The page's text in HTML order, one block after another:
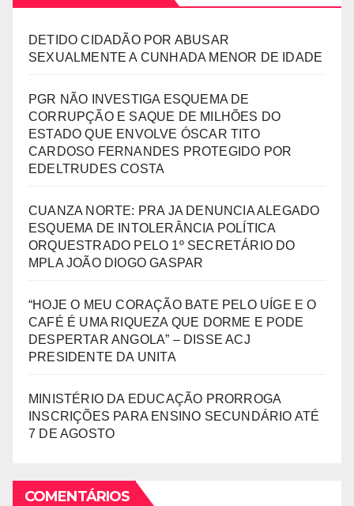
DETIDO CIDADÃO POR ABUSAR
SEXUALMENTE A CUNHADA MENOR DE IDADE
PGR NÃO INVESTIGA ESQUEMA DE
CORRUPÇÃO E SAQUE DE MILHÕES DO
ESTADO QUE ENVOLVE ÓSCAR TITO
CARDOSO FERNANDES PROTEGIDO POR
EDELTRUDES COSTA
CUANZA NORTE: PRA JA DENUNCIA ALEGADO
ESQUEMA DE INTOLERÂNCIA POLÍTICA
ORQUESTRADO PELO 1º SECRETÁRIO DO
MPLA JOÃO DIOGO GASPAR
“HOJE O MEU CORAÇÃO BATE PELO UÍGE E O
CAFÉ É UMA RIQUEZA QUE DORME E PODE
DESPERTAR ANGOLA” – DISSE ACJ
PRESIDENTE DA UNITA
MINISTÉRIO DA EDUCAÇÃO PRORROGA
INSCRIÇÕES PARA ENSINO SECUNDÁRIO ATÉ
7 DE AGOSTO
COMENTÁRIOS